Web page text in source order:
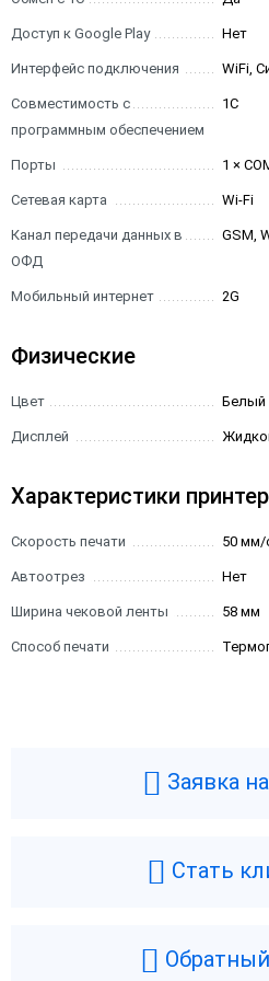
Доступ к Google Play Нет
Интерфейс подключения WiFi,
Совместимость с
программным обеспечением
1С
Порты 1 ×
Сетевая карта Wi-Fi
Канал передачи данных в
ОФД
GSM,
Мобильный интернет 2G
Физические
Цвет Белый
Дисплей
Характеристики
Скорость печати 50 мм/
Автоотрез Нет
Ширина чековой ленты 58 мм
Способ печати
Заявка
Стать